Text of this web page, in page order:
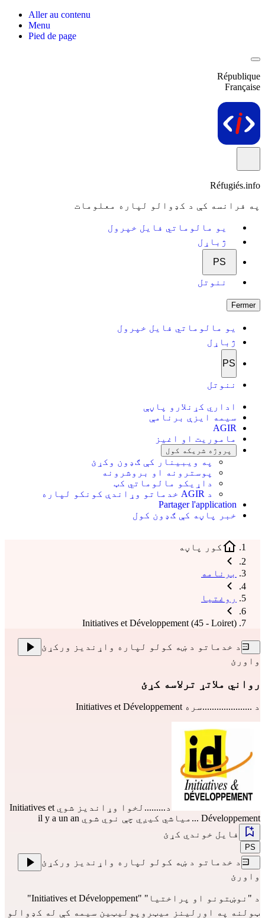
Aller au contenu
Menu
Pied de page
République
Française
Réfugiés.info
په فرانسه کې د کډوالو لپاره معلومات
یو مالوماتي فایل خپرول
ژباړل
PS
ننوتل
Fermer
یو مالوماتي فایل خپرول
ژباړل
PS
ننوتل
اداري کړنلارو پاڼې
سیمه ایزې برنامې
AGIR
ماموریت او اغیز
پروژه شریکه کول
په ویبینار کې ګډون وکړئ
پوسترونه او بروشرونه
داړیکو مالوماتي کټ
د AGIR خدماتو وړاندې کونکو لپاره
Partager l'application
خبر پاڼه کې ګډون کول
کور پاڼه
برنامه
روغتیا
Initiatives et Développement (45 - Loiret)
د خدماتو د ښه کولو لپاره واړندیز ورکړئ
واورئ
رواني ملاتړ ترلاسه کړئ
د .....................سره Initiatives et Développement
د.........لخوا وړاندیز شوي Initiatives et
Développement ...میاشي کیږي چې نوي شوي il y a un an
فایل خوندي کړئ
PS
د خدماتو د ښه کولو لپاره واړندیز ورکړئ
واورئ